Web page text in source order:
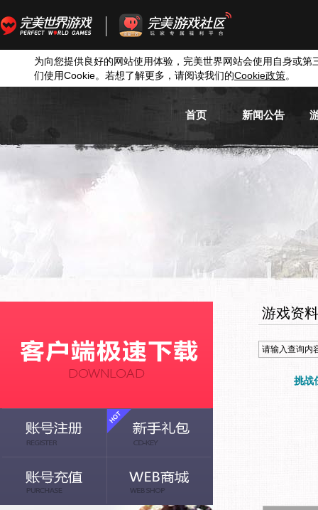
为向您提供良好的网站使用体验，完美世界网站会使用自身或第
们使用Cookie。若想了解更多，请阅读我们的Cookie政策。
首页 新闻公告
游戏新闻
活动信息
游戏资料
挑战